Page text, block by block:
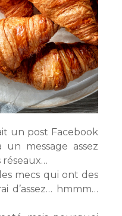
un post Facebook
message assez
réseaux…
mecs qui ont des
d’assez… hmmm…